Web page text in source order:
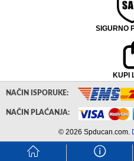
SIGURNO
KUPI
󰃱 󰈢
NAČIN ISPORUKE:
NAČIN PLAĆANJA:
© 2026 Spducan.com.